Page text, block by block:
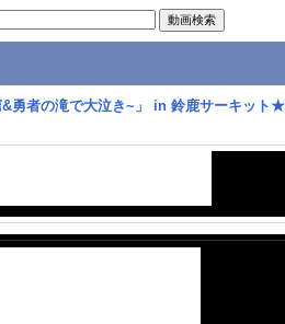
勇者の滝で大泣き~」 in 鈴鹿サーキット